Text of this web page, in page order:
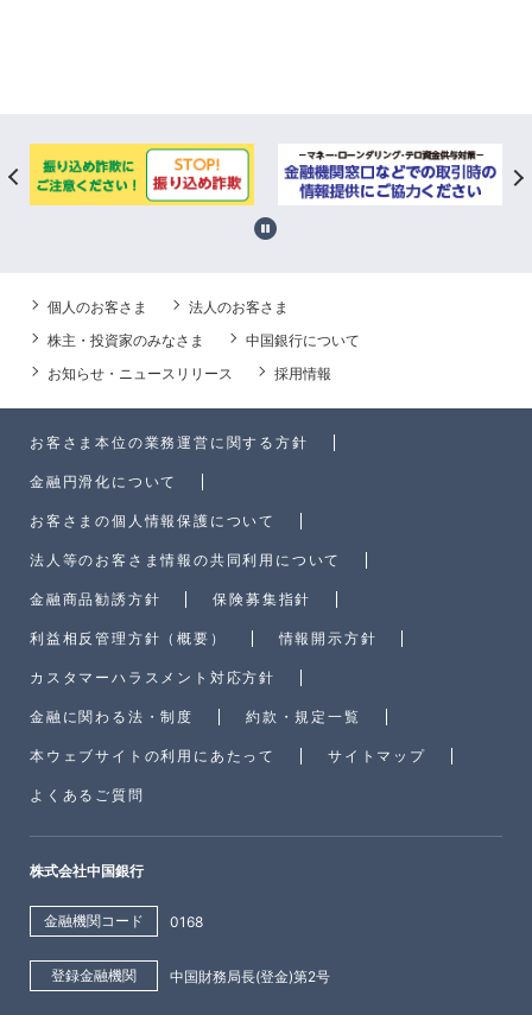
個人のお客さま
法人のお客さま
株主・投資家のみなさま
中国銀行について
お知らせ・ニュースリリース
採用情報
お客さま本位の業務運営に関する方針
金融円滑化について
お客さまの個人情報保護について
法人等のお客さま情報の共同利用について
金融商品勧誘方針 保険募集指針
利益相反管理方針（概要） 情報開示方針
カスタマーハラスメント対応方針
金融に関わる法・制度 約款・規定一覧
本ウェブサイトの利用にあたって サイトマップ
よくあるご質問
株式会社中国銀行
金融機関コード 0168
登録金融機関 中国財務局長(登金)第2号